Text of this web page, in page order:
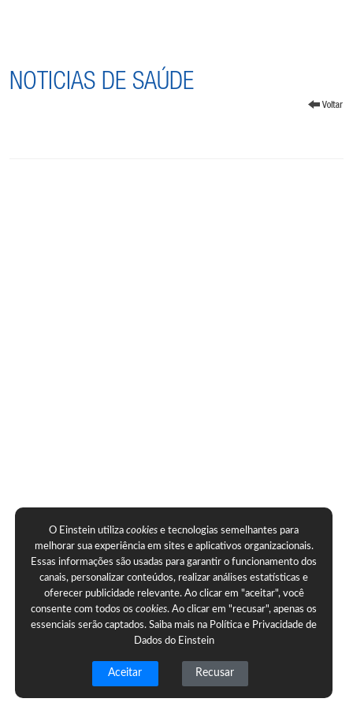
NOTICIAS DE SAÚDE
O Einstein utilizacookies e tecnologias semelhantes para
melhorar sua experiência em sites e aplicativos organizacionais.
Essas informações são usadas para garantir o funcionamento dos
canais, personalizar conteúdos, realizar análises estatísticas e
oferecer publicidade relevante. Ao clicar em "aceitar", você
consente com todos oscookies. Ao clicar em "recusar", apenas os
essenciais serão captados. Saiba mais na Política e Privacidade de
Dados do Einstein
Aceitar Recusar